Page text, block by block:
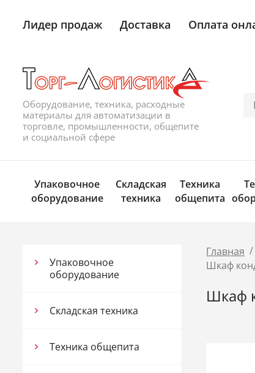
Лидер продаж Доставка Оплата
Оборудование, техника, расходные
материалы для автоматизации в
торговле, промышленности, общепите
и социальной сфере
Упаковочное
оборудование
Складская
техника
Техника
общепита
Упаковочное
оборудование
Складская техника
Техника общепита
Главная /
Шкаф
Шкаф